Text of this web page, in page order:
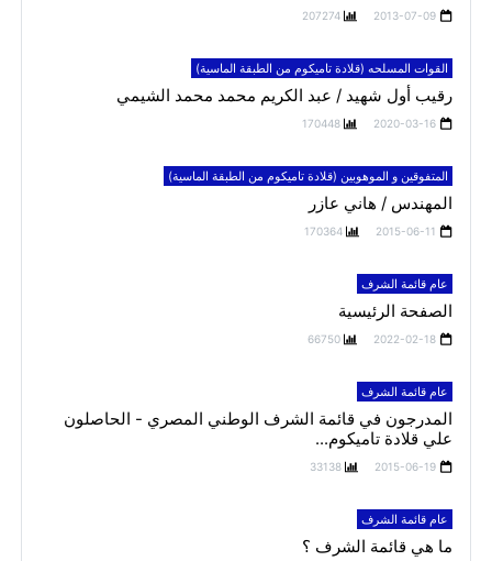
2013-07-09
207274
القوات المسلحه (قلادة تاميكوم من الطبقة الماسية)
رقيب أول شهيد / عبد الكريم محمد محمد الشيمي
2020-03-16
170448
المتفوقين و الموهوبين (قلادة تاميكوم من الطبقة الماسية)
المهندس / هاني عازر
2015-06-11
170364
عام قائمة الشرف
الصفحة الرئيسية
2022-02-18
66750
عام قائمة الشرف
المدرجون في قائمة الشرف الوطني المصري - الحاصلون
علي قلادة تاميكوم...
2015-06-19
33138
عام قائمة الشرف
ما هي قائمة الشرف ؟